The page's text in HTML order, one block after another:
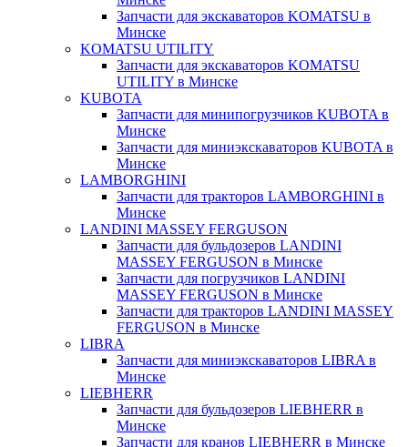
Запчасти для экскаваторов KOMATSU в
Минске
KOMATSU UTILITY
Запчасти для экскаваторов KOMATSU
UTILITY в Минске
KUBOTA
Запчасти для минипогрузчиков KUBOTA в
Минске
Запчасти для миниэкскаваторов KUBOTA в
Минске
LAMBORGHINI
Запчасти для тракторов LAMBORGHINI в
Минске
LANDINI MASSEY FERGUSON
Запчасти для бульдозеров LANDINI
MASSEY FERGUSON в Минске
Запчасти для погрузчиков LANDINI
MASSEY FERGUSON в Минске
Запчасти для тракторов LANDINI MASSEY
FERGUSON в Минске
LIBRA
Запчасти для миниэкскаваторов LIBRA в
Минске
LIEBHERR
Запчасти для бульдозеров LIEBHERR в
Минске
Запчасти для кранов LIEBHERR в Минске